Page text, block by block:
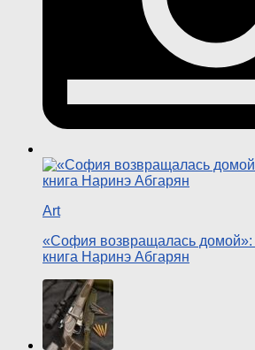
Art
«София возвращалась домой»:
книга Наринэ Абгарян